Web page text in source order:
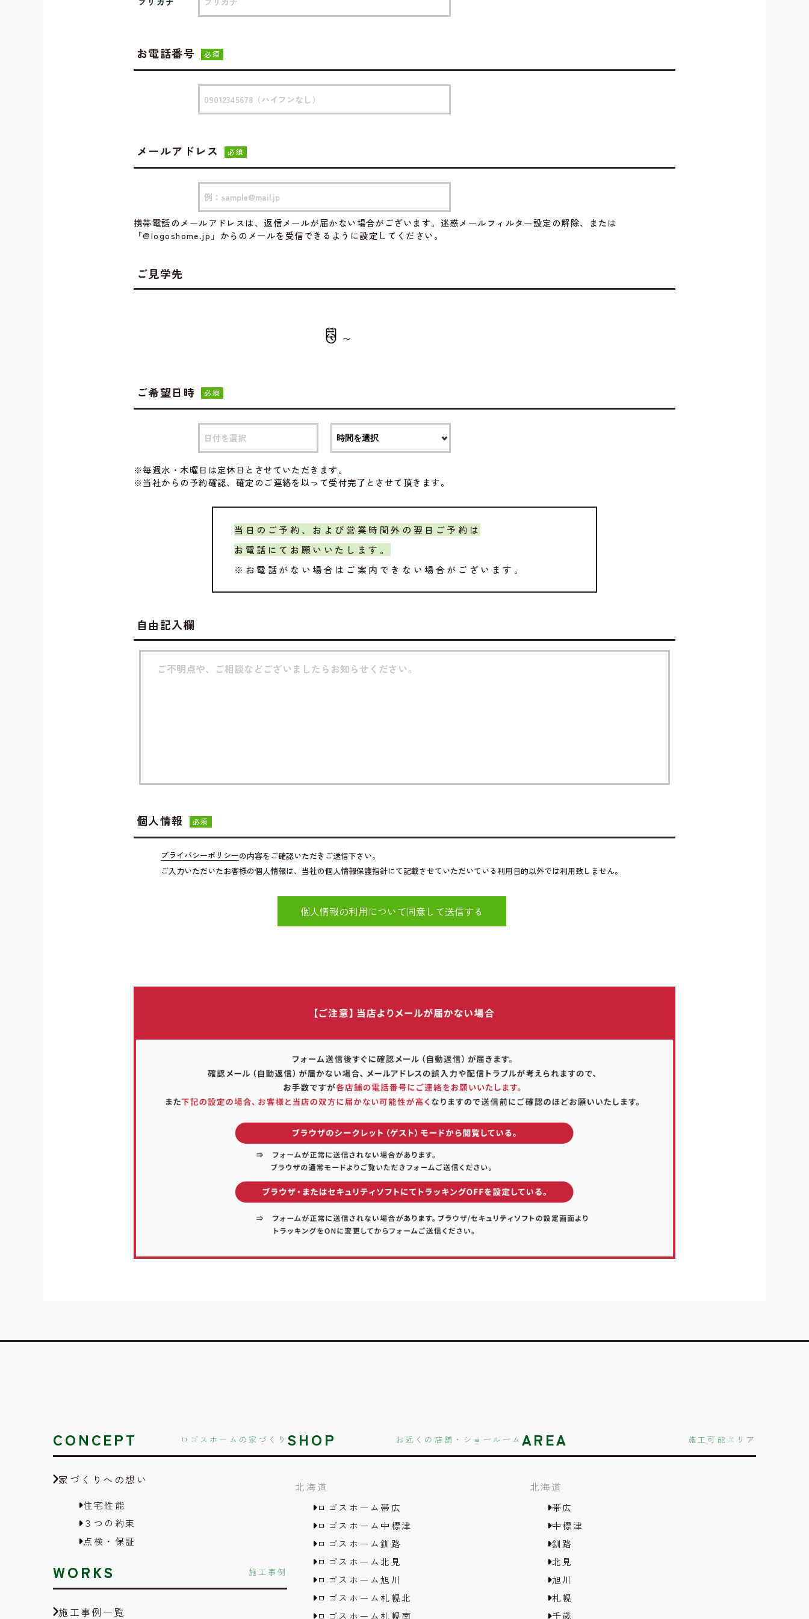
お電話番号 必須
メールアドレス 必須
携帯電話のメールアドレスは、返信メールが届かない場合がございます。迷惑メールフィルター設定の解除、または
「@logoshome.jp」からのメールを受信できるように設定してください。
ご見学先
〜
ご希望日時 必須
※毎週水・木曜日は定休日とさせていただきます。
※当社からの予約確認、確定のご連絡を以って受付完了とさせて頂きます。
当日のご予約、および営業時間外の翌日ご予約は
お電話にてお願いいたします。
※お電話がない場合はご案内できない場合がございます。
自由記入欄
個人情報 必須
プライバシーポリシーの内容をご確認いただきご送信下さい。
ご入力いただいたお客様の個人情報は、当社の個人情報保護指針にて記載させていただいている利用目的以外では利用致しません。
CONCEPT ロゴスホームの家づくり
家づくりへの想い
住宅性能
３つの約束
点検・保証
WORKS 施工事例
施工事例一覧
SHOP お近くの店舗・ショールーム
北海道
ロゴスホーム帯広
ロゴスホーム中標津
ロゴスホーム釧路
ロゴスホーム北見
ロゴスホーム旭川
ロゴスホーム札幌北
ロゴスホーム札幌南
AREA 施工可能エリア
北海道
帯広
中標津
釧路
北見
旭川
札幌
千歳